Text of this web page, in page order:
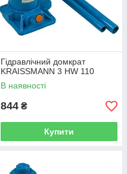
Гідравлічний домкрат
KRAISSMANN 3 HW 110
В наявності
844 ₴
Купити